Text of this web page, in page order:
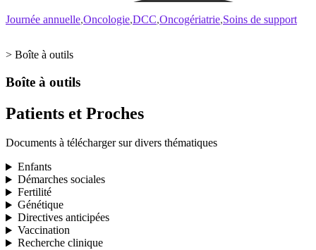
Journée annuelle Oncologie DCC Oncogériatrie Soins de support
> Boîte à outils
Boîte à outils
Patients et Proches
Documents à télécharger sur divers thématiques
Enfants
Démarches sociales
Fertilité
Génétique
Directives anticipées
Vaccination
Recherche clinique